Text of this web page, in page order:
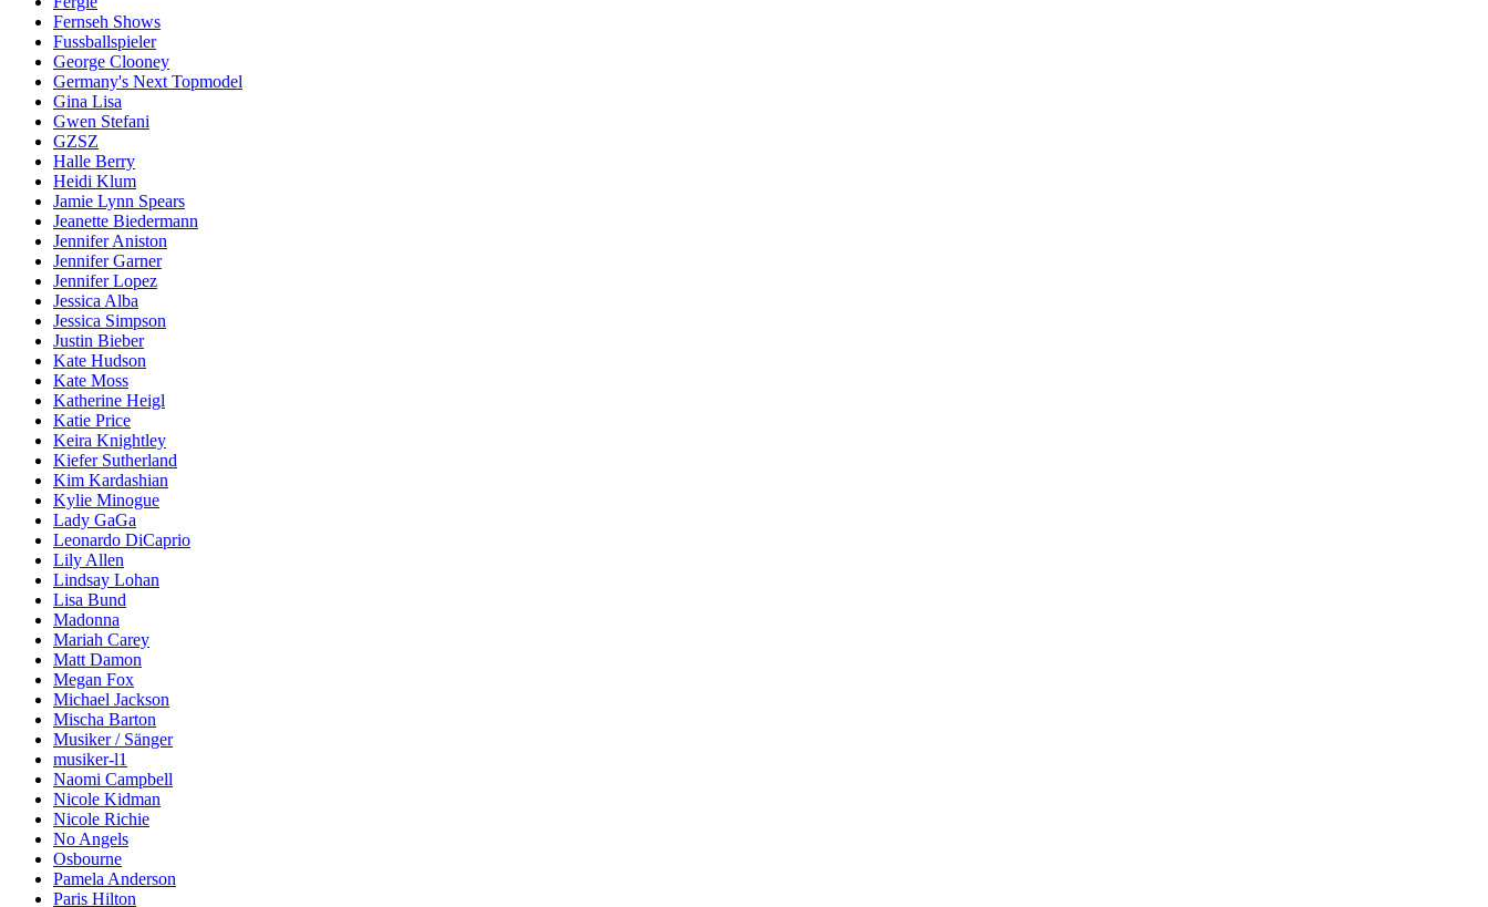
Fernseh Shows
Fussballspieler
George Clooney
Germany's Next Topmodel
Gina Lisa
Gwen Stefani
GZSZ
Halle Berry
Heidi Klum
Jamie Lynn Spears
Jeanette Biedermann
Jennifer Aniston
Jennifer Garner
Jennifer Lopez
Jessica Alba
Jessica Simpson
Justin Bieber
Kate Hudson
Kate Moss
Katherine Heigl
Katie Price
Keira Knightley
Kiefer Sutherland
Kim Kardashian
Kylie Minogue
Lady GaGa
Leonardo DiCaprio
Lily Allen
Lindsay Lohan
Lisa Bund
Madonna
Mariah Carey
Matt Damon
Megan Fox
Michael Jackson
Mischa Barton
Musiker / Sänger
musiker-l1
Naomi Campbell
Nicole Kidman
Nicole Richie
No Angels
Osbourne
Pamela Anderson
Paris Hilton